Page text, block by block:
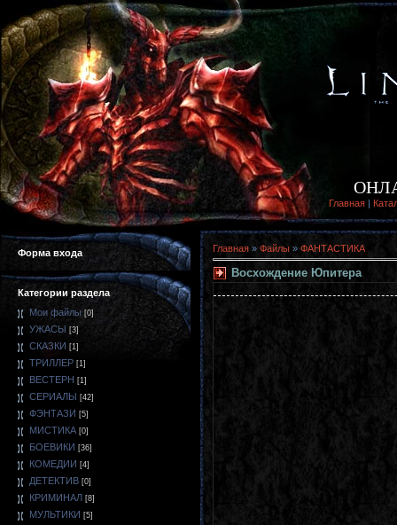
Главная |
Форма входа
Категории раздела
Мои файлы [0]
УЖАСЫ [3]
СКАЗКИ [1]
ТРИЛЛЕР [1]
ВЕСТЕРН [1]
СЕРИАЛЫ [42]
ФЭНТАЗИ [5]
МИСТИКА [0]
БОЕВИКИ [36]
КОМЕДИИ [4]
ДЕТЕКТИВ [0]
КРИМИНАЛ [8]
МУЛЬТИКИ [5]
Главная » Файлы » ФАНТАСТИКА
Восхождение Юпитера